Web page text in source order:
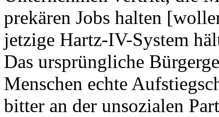
prekären Jobs halten
jetzige Hartz-IV-System
Das ursprüngliche
Menschen echte
bitter an der unsozialen